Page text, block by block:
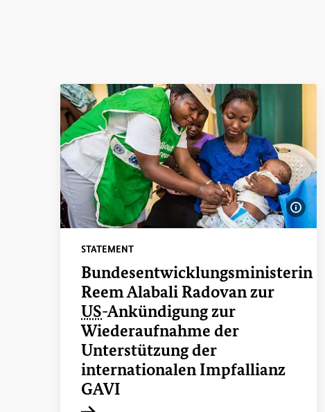
STATEMENT
Bundesentwicklungsministerin
Reem Alabali Radovan zur
US-Ankündigung zur
Wiederaufnahme der
Unterstützung der
internationalen Impfallianz
GAVI